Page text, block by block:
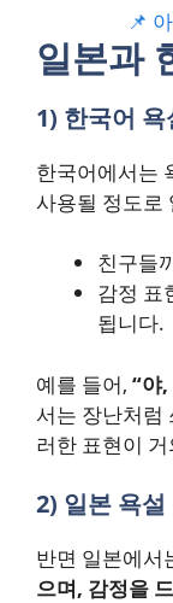
📌
일본과
1) 한국어 욕
한국어에서는
사용될 정도로
친구들
감정 표
됩니다.
예를 들어, “야
서는 장난처럼
러한 표현이
2) 일본 욕설
반면 일본에서
으며, 감정을